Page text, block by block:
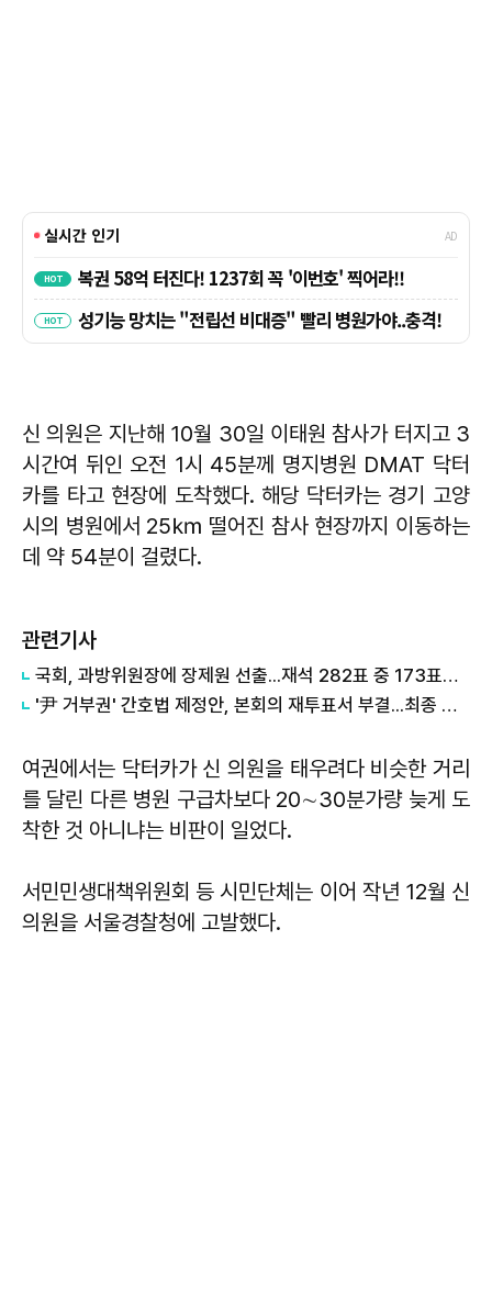
신 의원은 지난해 10월 30일 이태원 참사가 터지고 3
시간여 뒤인 오전 1시 45분께 명지병원 DMAT 닥터
카를 타고 현장에 도착했다. 해당 닥터카는 경기 고양
시의 병원에서 25㎞ 떨어진 참사 현장까지 이동하는
데 약 54분이 걸렸다.
관련기사
​국회, 과방위원장에 장제원 선출...재석 282표 중 173표로 당선
​'尹 거부권' 간호법 제정안, 본회의 재투표서 부결...최종 폐기
여권에서는 닥터카가 신 의원을 태우려다 비슷한 거리
를 달린 다른 병원 구급차보다 20∼30분가량 늦게 도
착한 것 아니냐는 비판이 일었다.
서민민생대책위원회 등 시민단체는 이어 작년 12월 신
의원을 서울경찰청에 고발했다.